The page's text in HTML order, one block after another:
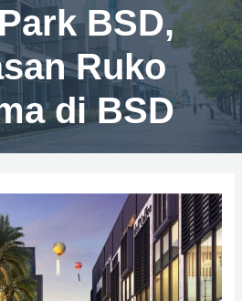
BSD,
Ruko
di BSD